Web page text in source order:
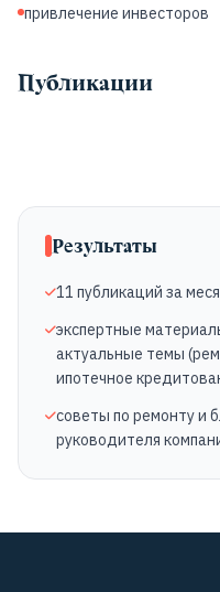
привлечение инвесторов
Публикации
Результаты
11 публикаций за
экспертные
актуальные темы
ипотечное
советы по ремонту и
руководителя